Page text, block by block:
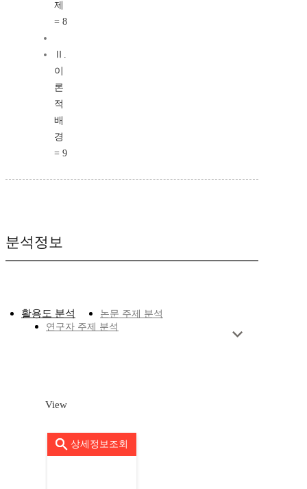
제
= 8
Ⅱ.
이
론
적
배
경
= 9
분석정보
활용도 분석
논문 주제 분석
연구자 주제 분석
View
상세정보조회